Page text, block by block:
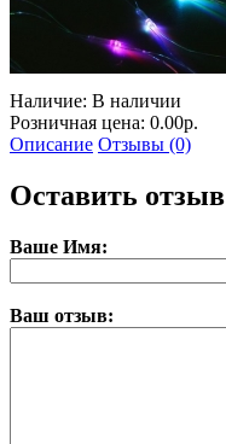
Наличие: В наличии
Розничная цена: 0.00р.
Описание Отзывы (0)
Оставить отзыв
Ваше Имя:
Ваш отзыв: